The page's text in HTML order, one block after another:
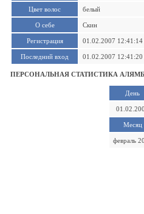
Цвет волос белый
О себе Скин
Регистрация 01.02.2007 12:41:14
Последний вход 01.02.2007 12:41:20
ПЕРСОНАЛЬНАЯ СТАТИСТИКА
День
Месяц
февраль